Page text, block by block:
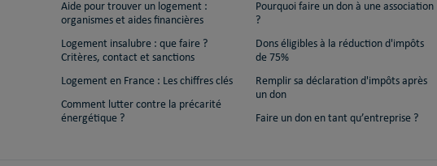
Aide pour trouver un logement :
organismes et aides financières
Logement insalubre : que faire ?
Critères, contact et sanctions
Logement en France : Les chiffres clés
Comment lutter contre la précarité
énergétique ?
Pourquoi faire un don à une association
?
Dons éligibles à la réduction d'impôts
de 75%
Remplir sa déclaration d'impôts après
un don
Faire un don en tant qu’entreprise ?